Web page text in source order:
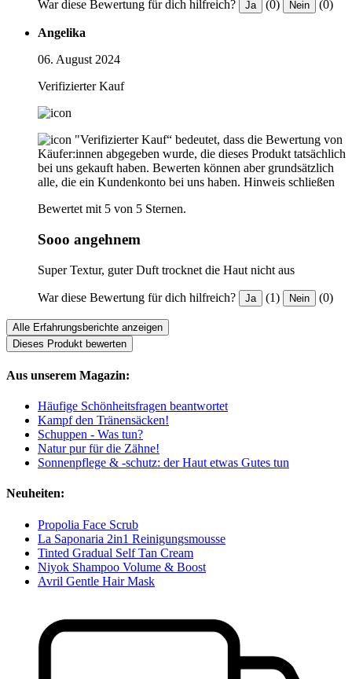
War diese Bewertung für dich hilfreich? Ja (0) Nein (0)
Angelika
06. August 2024
Verifizierter Kauf
"Verifizierter Kauf“ bedeutet, dass die Bewertung von
Käufer:innen abgegeben wurde, die dieses Produkt tatsächlich
bei uns gekauft haben. Bewerten können aber grundsätzlich
alle, die ein Kundenkonto bei uns haben. Hinweis schließen
Bewertet mit 5 von 5 Sternen.
Sooo angehnem
Super Textur, guter Duft trocknet die Haut nicht aus
War diese Bewertung für dich hilfreich? Ja (1) Nein (0)
Alle Erfahrungsberichte anzeigen
Dieses Produkt bewerten
Aus unserem Magazin:
Häufige Schönheitsfragen beantwortet
Kampf den Tränensäcken!
Schuppen - Was tun?
Natur pur für die Zähne!
Sonnenpflege & -schutz: der Haut etwas Gutes tun
Neuheiten:
Propolia Face Scrub
La Saponaria 2in1 Reinigungsmousse
Tinted Gradual Self Tan Cream
Niyok Shampoo Volume & Boost
Avril Gentle Hair Mask